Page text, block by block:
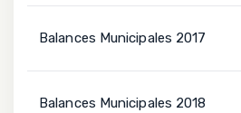
Balances Municipales 2017
Balances Municipales 2018